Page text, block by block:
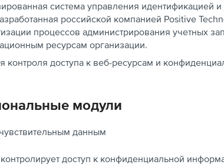
система управления идентификацией
российской компанией Positive
процессов администрирования учетных
ресурсам организации.
контроля доступа к веб-ресурсам и
модули
данным
доступ к конфиденциальной